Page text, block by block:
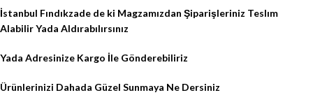
İstanbul Fındıkzade de ki Magzamızdan Şiparişleriniz Teslım
Alabilir Yada Aldırabılırsınız
Yada Adresinize Kargo İle Gönderebiliriz
Ürünlerinizi Dahada Güzel Sunmaya Ne Dersiniz